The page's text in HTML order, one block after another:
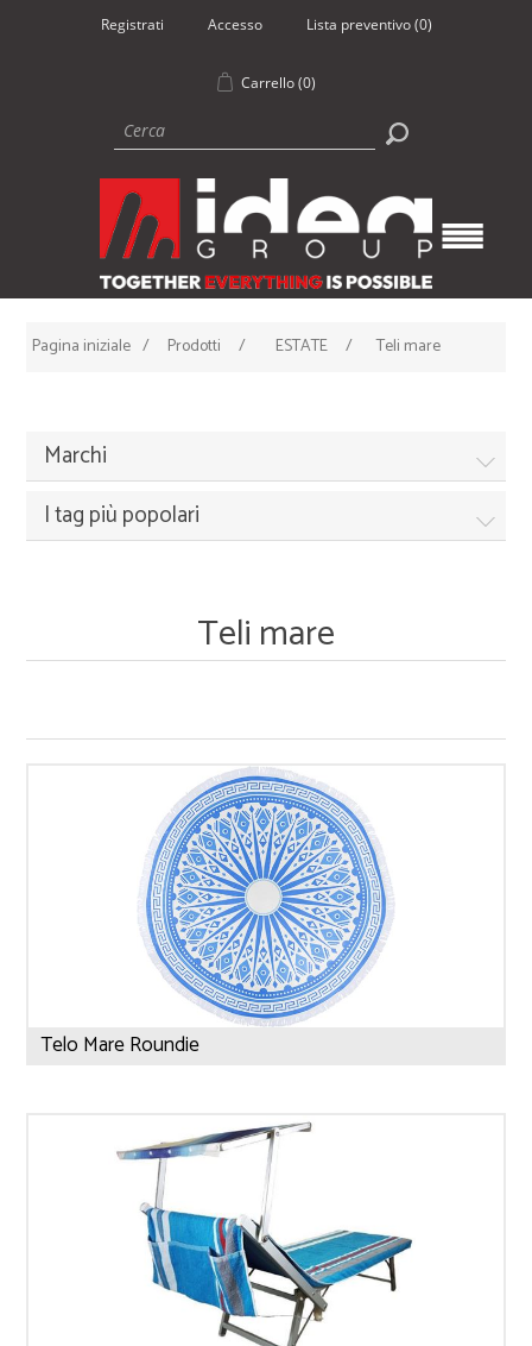
Registrati Accesso Lista preventivo (0)
Carrello (0)
Pagina iniziale / Prodotti / ESTATE / Teli mare
Marchi
I tag più popolari
Teli mare
Telo Mare Roundie